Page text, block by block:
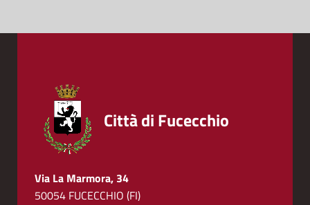
Città di Fucecchio
Via La Marmora, 34
50054 FUCECCHIO (FI)